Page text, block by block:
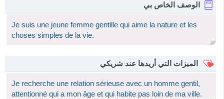
الوصف الخاص بي
Je suis une jeune femme gentille qui aime la nature et les
choses simples de la vie.
الميزات التي أريدها عند شريكي
Je recherche une relation sérieuse avec un homme gentil,
attentionné qui a mon âge et qui habite pas loin de ma ville.